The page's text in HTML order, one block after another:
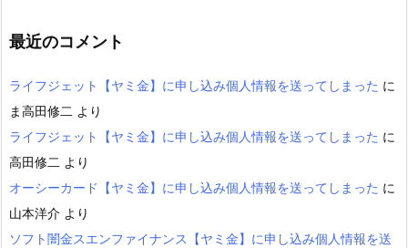
最近のコメント
ライフジェット【ヤミ金】に申し込み個人情報を送ってしまった に
ま高田修二 より
ライフジェット【ヤミ金】に申し込み個人情報を送ってしまった に
高田修二 より
オーシーカード【ヤミ金】に申し込み個人情報を送ってしまった に
山本洋介 より
ソフト闇金スエンファイナンス【ヤミ金】に申し込み個人情報を送